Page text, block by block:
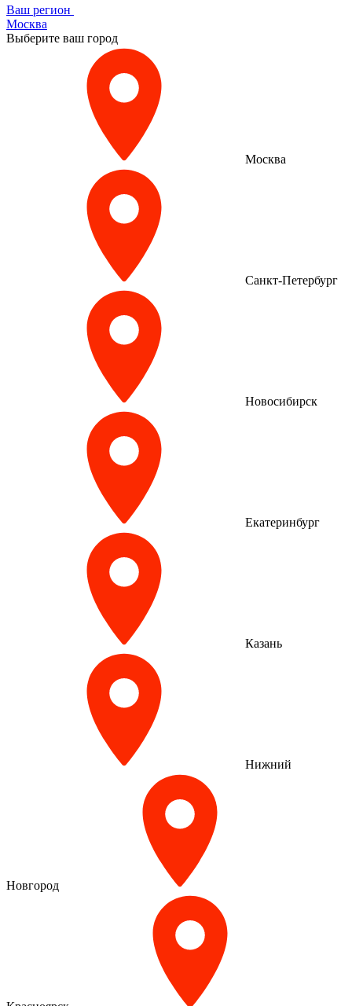
Ваш регион
Москва
Выберите ваш город
Москва
Санкт-Петербург
Новосибирск
Екатеринбург
Казань
Нижний
Новгород